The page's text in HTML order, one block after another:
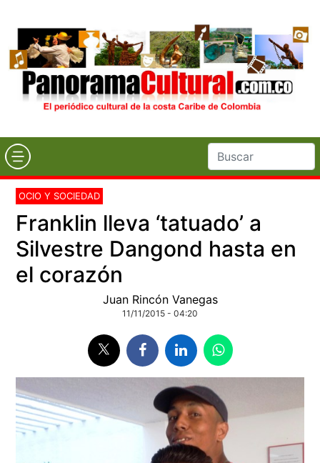
OCIO Y SOCIEDAD
Franklin lleva ‘tatuado’ a
Silvestre Dangond hasta en
el corazón
Juan Rincón Vanegas
11/11/2015 - 04:20